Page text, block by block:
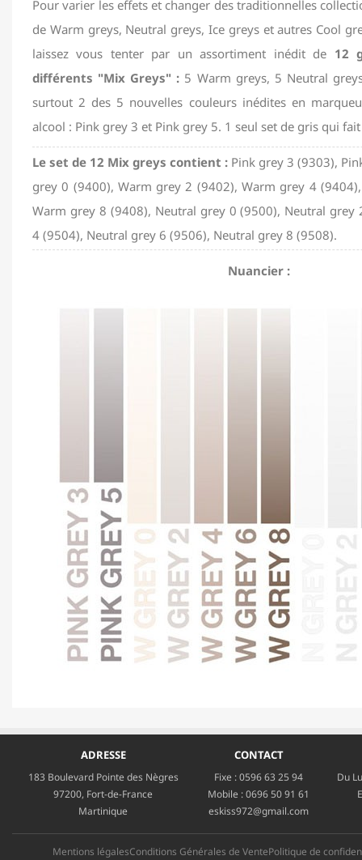
Pour varier les effets et changer des traditionnelles
de Warm greys, Neutral greys, Ice greys et autres Cool
laissez vous tenter par un assortiment inédit de 12
différents "Mix Greys" : 5 Warm greys, 5 Neutral
surtout 2 des 5 nouvelles couleurs inédites en
alcool : Pink grey 3 et Pink grey 5. 1 seul set de gris qui
Le set de 12 Mix greys contient : Pink grey 3 (9303),
grey 0 (9400), Warm grey 2 (9402), Warm grey 4
Warm grey 8 (9408), Neutral grey 0 (9500), Neutral grey
4 (9504), Neutral grey 6 (9506), Neutral grey 8 (9508).
Nuancier :
ADRESSE
183 Boulevard Pointe des Nègres
97200, Fort-de-France
Martinique
CONTACT
Fixe :0596 63 25 94
Mobile :0696 50 91 61
eskiss972@gmail.com
Du
Mentions légalesConditions Générales de VentePolitique de